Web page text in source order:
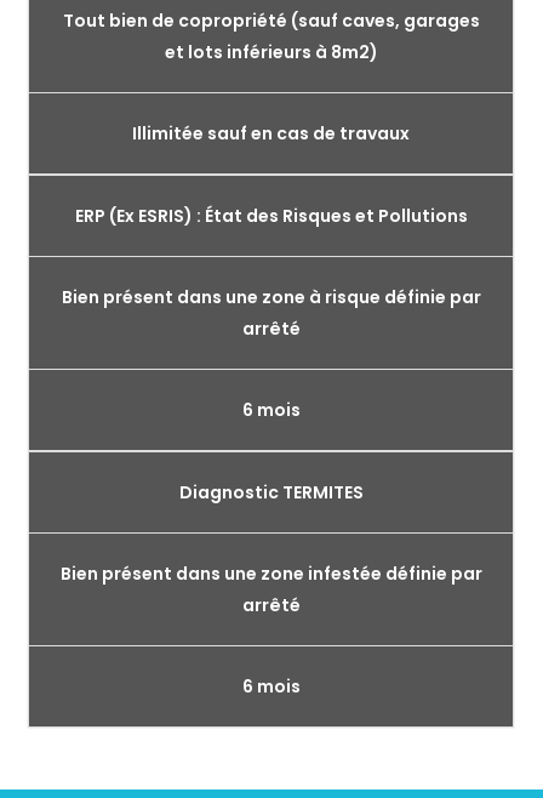
Tout bien de copropriété (sauf caves, garages
et lots inférieurs à 8m2)
Illimitée sauf en cas de travaux
ERP (Ex ESRIS) : État des Risques et Pollutions
Bien présent dans une zone à risque définie par
arrêté
6 mois
Diagnostic TERMITES
Bien présent dans une zone infestée définie par
arrêté
6 mois